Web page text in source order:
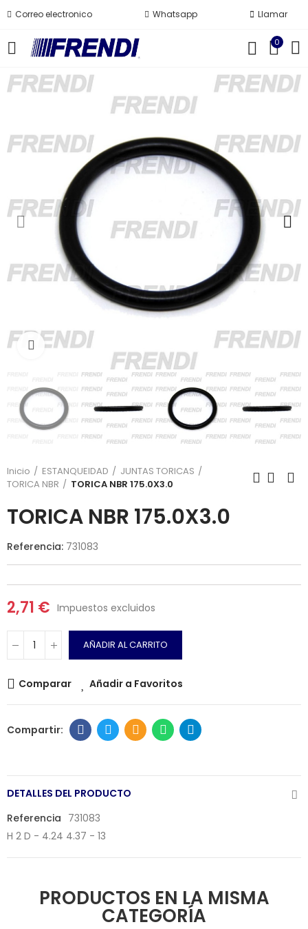
Correo electronico Whatsapp Llamar
0
Click para agrandar
Inicio ESTANQUEIDAD
JUNTAS TORICAS
TORICA NBR
TORICA NBR 175.0X3.0
TORICA NBR 175.0X3.0
Referencia: 731083
2,71 € Impuestos excluidos
AÑADIR AL CARRITO
Comparar Añadir a Favoritos
DETALLES DEL PRODUCTO
Referencia 731083
H 2 D - 4.24 4.37 - 13
PRODUCTOS EN LA MISMA
CATEGORÍA